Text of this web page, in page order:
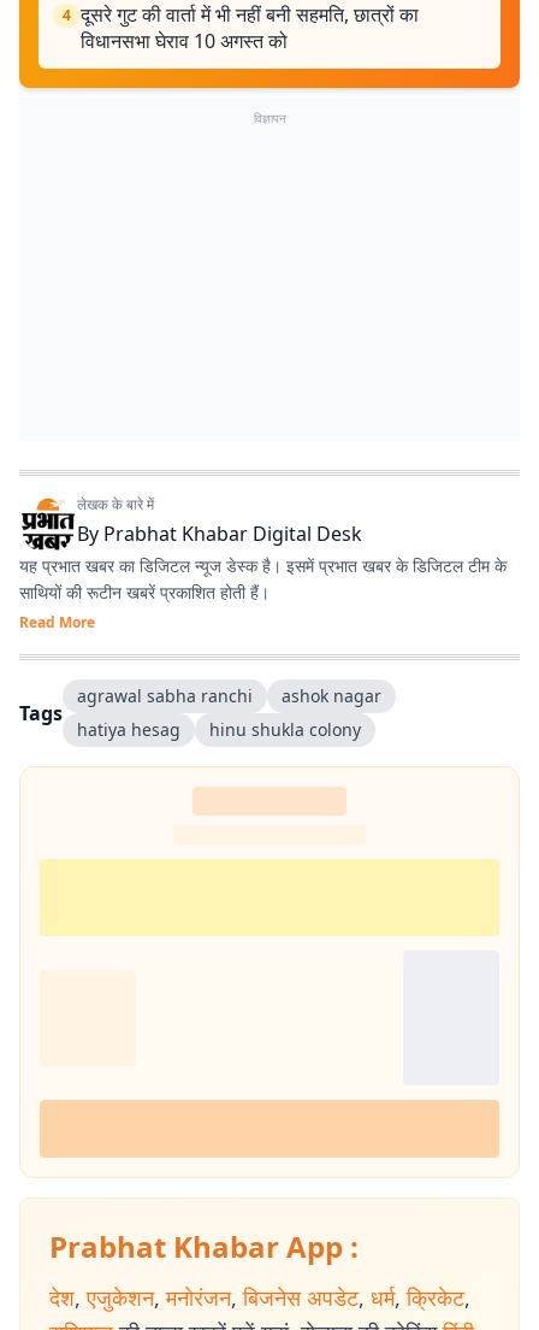
4 दूसरे गुट की वार्ता में भी नहीं बनी सहमति, छात्रों का
विधानसभा घेराव 10 अगस्त को
विज्ञापन
लेखक के बारे में
By Prabhat Khabar Digital Desk
यह प्रभात खबर का डिजिटल न्यूज डेस्क है। इसमें प्रभात खबर के डिजिटल टीम के
साथियों की रूटीन खबरें प्रकाशित होती हैं।
Read More
Tags
agrawal sabha ranchi
ashok nagar
hatiya hesag
hinu shukla colony
Prabhat Khabar App :
देश, एजुकेशन, मनोरंजन, बिजनेस अपडेट, धर्म, क्रिकेट,